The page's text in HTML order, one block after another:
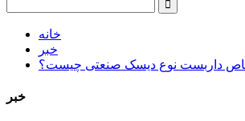
خانه
خبر
داربست نوع دیسک صنعتی چیست؟
خبر